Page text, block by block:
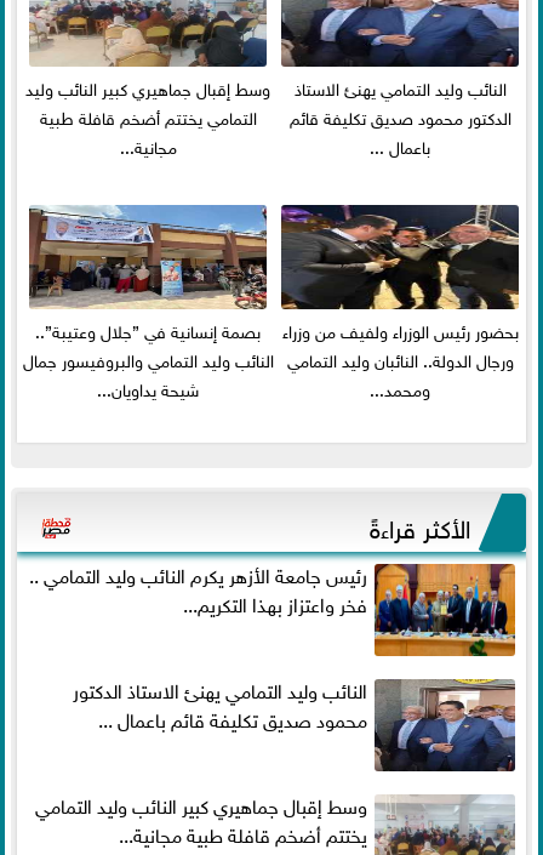
النائب وليد التمامي يهنئ الاستاذ
الدكتور محمود صديق تكليفة قائم
باعمال ...
وسط إقبال جماهيري كبير النائب وليد
التمامي يختتم أضخم قافلة طبية
مجانية...
بحضور رئيس الوزراء ولفيف من وزراء
ورجال الدولة.. النائبان وليد التمامي
ومحمد...
بصمة إنسانية في ”جلال وعتيبة”..
النائب وليد التمامي والبروفيسور جمال
شيحة يداويان...
الأكثر قراءةً
رئيس جامعة الأزهر يكرم النائب وليد التمامي ..
فخر واعتزاز بهذا التكريم...
النائب وليد التمامي يهنئ الاستاذ الدكتور
محمود صديق تكليفة قائم باعمال ...
وسط إقبال جماهيري كبير النائب وليد التمامي
يختتم أضخم قافلة طبية مجانية...